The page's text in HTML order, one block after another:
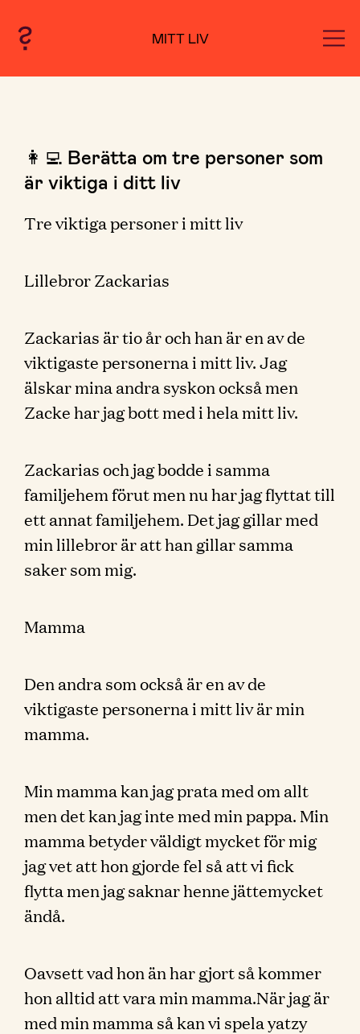
MITT LIV
👩‍💻 Berätta om tre personer som
är viktiga i ditt liv
Tre viktiga personer i mitt liv
Lillebror Zackarias
Zackarias är tio år och han är en av de
viktigaste personerna i mitt liv. Jag
älskar mina andra syskon också men
Zacke har jag bott med i hela mitt liv.
Zackarias och jag bodde i samma
familjehem förut men nu har jag flyttat till
ett annat familjehem. Det jag gillar med
min lillebror är att han gillar samma
saker som mig.
Mamma
Den andra som också är en av de
viktigaste personerna i mitt liv är min
mamma.
Min mamma kan jag prata med om allt
men det kan jag inte med min pappa. Min
mamma betyder väldigt mycket för mig
jag vet att hon gjorde fel så att vi fick
flytta men jag saknar henne jättemycket
ändå.
Oavsett vad hon än har gjort så kommer
hon alltid att vara min mamma.När jag är
med min mamma så kan vi spela yatzy